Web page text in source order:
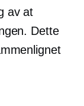
av at
Dette